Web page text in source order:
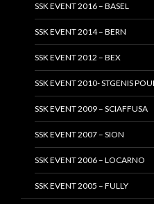
SSK EVENT 2016 – BASEL
SSK EVENT 2014 – BERN
SSK EVENT 2012 – BEX
SSK EVENT 2010- STGENIS
SSK EVENT 2009 – SCIAFFUSA
SSK EVENT 2007 – SION
SSK EVENT 2006 – LOCARNO
SSK EVENT 2005 – FULLY